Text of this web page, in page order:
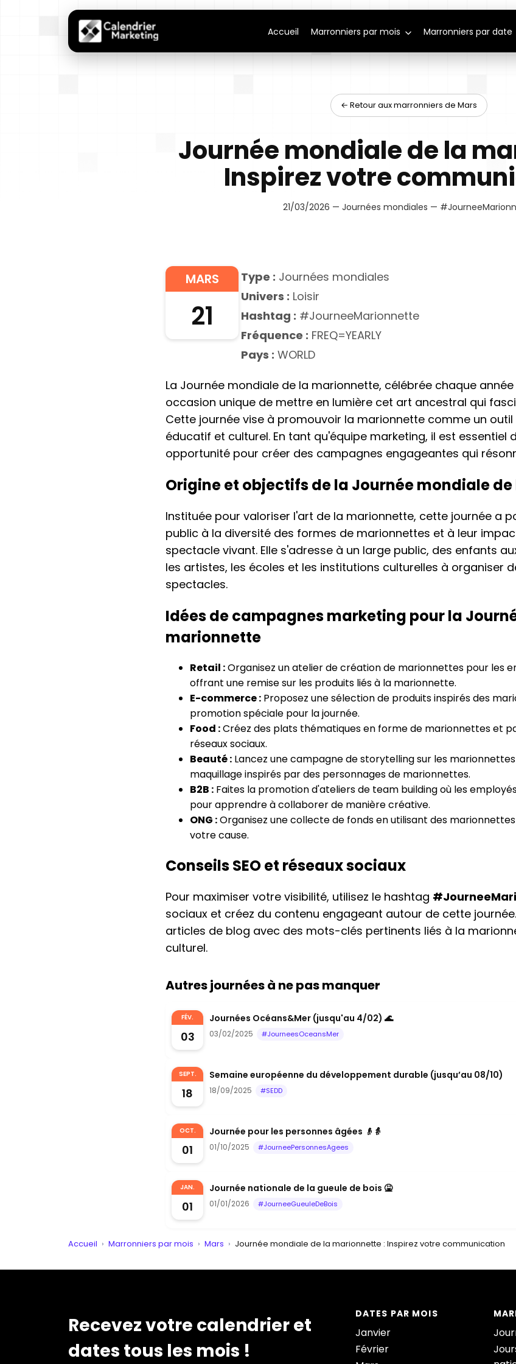
Accueil Marronniers par mois Marronniers par date
← Retour aux marronniers de Mars
Journée mondiale de la
Inspirez votre
21/03/2026 — Journées mondiales —
MARS
21
Type : Journées mondiales
Univers : Loisir
Hashtag : #JourneeMarionnette
Fréquence : FREQ=YEARLY
Pays : WORLD
La Journée mondiale de la marionnette, célébrée chaque année
occasion unique de mettre en lumière cet art ancestral qui
Cette journée vise à promouvoir la marionnette comme un
éducatif et culturel. En tant qu'équipe marketing, il est essentiel
opportunité pour créer des campagnes engageantes qui
Origine et objectifs de la Journée mondiale
Instituée pour valoriser l'art de la marionnette, cette journée a
public à la diversité des formes de marionnettes et à leur
spectacle vivant. Elle s'adresse à un large public, des enfants
les artistes, les écoles et les institutions culturelles à organiser
spectacles.
Idées de campagnes marketing pour la
marionnette
Retail :Organisez un atelier de création de marionnettes pour les
offrant une remise sur les produits liés à la marionnette.
E-commerce : Proposez une sélection de produits inspirés des
promotion spéciale pour la journée.
Food :Créez des plats thématiques en forme de marionnettes et
réseaux sociaux.
Beauté : Lancez une campagne de storytelling sur les
maquillage inspirés par des personnages de marionnettes.
B2B : Faites la promotion d'ateliers de team building où les
pour apprendre à collaborer de manière créative.
ONG :Organisez une collecte de fonds en utilisant des
votre cause.
Conseils SEO et réseaux sociaux
Pour maximiser votre visibilité, utilisez le hashtag
sociaux et créez du contenu engageant autour de cette
articles de blog avec des mots-clés pertinents liés à la
culturel.
Autres journées à ne pas manquer
FÉV.
03
Journées Océans&Mer (jusqu'au 4/02) 🌊
03/02/2025 #JourneesOceansMer
SEPT.
18
Semaine européenne du développement durable (jusqu’au 08/10)
18/09/2025 #SEDD
OCT.
01
Journée pour les personnes âgées 👴👵
01/10/2025 #JourneePersonnesAgees
JAN.
01
Journée nationale de la gueule de bois 🤮
01/01/2026 #JourneeGueuleDeBois
Accueil › Marronniers par mois › Mars › Journée mondiale de la marionnette : Inspirez votre communication
Recevez votre calendrier et
dates tous les mois !
DATES PAR MOIS
Janvier
Février